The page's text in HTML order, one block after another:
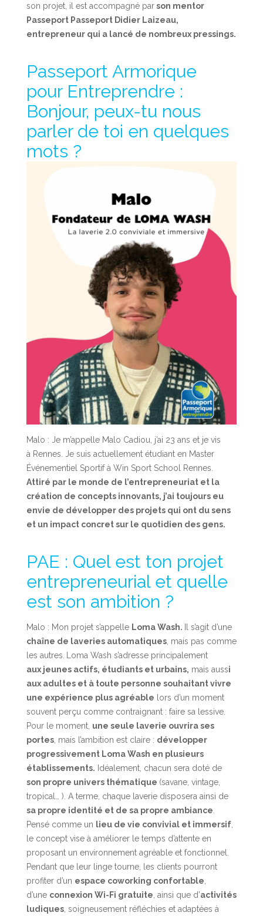
son projet, il est accompagné parson mentor
Passeport Passeport Didier Laizeau,
entrepreneur qui a lancé de nombreux pressings.
Passeport Armorique
pour Entreprendre :
Bonjour, peux-tu nous
parler de toi en quelques
mots ?
Malo : Je m’appelle Malo Cadiou, j’ai 23 ans et je vis
à Rennes. Je suis actuellement étudiant en Master
Événementiel Sportif à Win Sport School Rennes.
Attiré par le monde de l’entrepreneuriat et la
création de concepts innovants, j’ai toujours eu
envie de développer des projets qui ont du sens
et un impact concret sur le quotidien des gens.
PAE : Quel est ton projet
entrepreneurial et quelle
est son ambition ?
Malo : Mon projet s’appelle Loma Wash.
Il s’agit d’une
chaîne de laveries automatiques , mais pas comme
les autres.
Loma Wash s’adresse principalement
aux jeunes actifs, étudiants et urbains, mais aussi
aux adultes et à toute personne souhaitant vivre
une expérience plus agréable lors d’un moment
souvent perçu comme contraignant : faire sa lessive.
Pour le moment, une seule laverie ouvrira ses
portes , mais l’ambition est claire : développer
progressivement Loma Wash en plusieurs
établissements. Idéalement, chacun sera doté de
son propre univers thématique (savane, vintage,
tropical… ). A terme, chaque laverie disposera ainsi de
sa propre identité et de sa propre ambiance
Pensé comme un lieu de vie convivial et immersif
le concept vise à améliorer le temps d’attente en
proposant un environnement agréable et fonctionnel.
Pendant que leur linge tourne, les clients pourront
profiter d’un espace coworking confortable
d’une connexion Wi-Fi gratuite , ainsi que d’activités
ludiques , soigneusement réfléchies et adaptées à